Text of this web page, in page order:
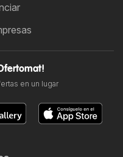
en un lugar